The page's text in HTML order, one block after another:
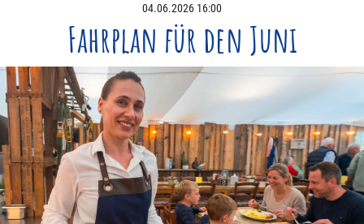
Navigation überspringen04.06.2026 16:00
Fahrplan für den Juni